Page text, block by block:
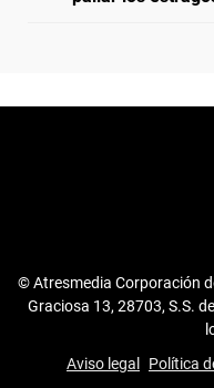
© Atresmedia Corporación
Graciosa 13, 28703, S.S.
Aviso legal
Política